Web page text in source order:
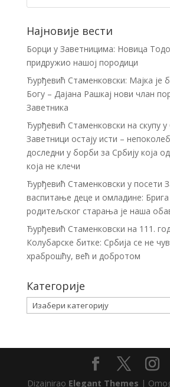
Најновије вести
Борци у Заветницима: Новица
придружио нашој породици
Ђурђевић Стаменковски: Мајка је
Богу – Дајана Рашкај нови члан
Заветника
Ђурђевић Стаменковски на скупу у
Заветници остају исти –
доследни у борби за Србију која
која не клечи
Ђурђевић Стаменковски у посети
васпитање деце и омладине:
родитељског старања је наша
Ђурђевић Стаменковски на 111.
Колубарске битке: Србија се не
храброшћу, већ и добротом
Категорије
Категорије
Dizajnirao Elegant Themes |